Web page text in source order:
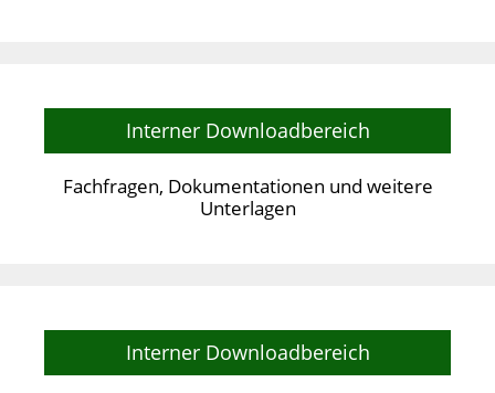
Interner Downloadbereich
Fachfragen, Dokumentationen und weitere
Unterlagen
Interner Downloadbereich